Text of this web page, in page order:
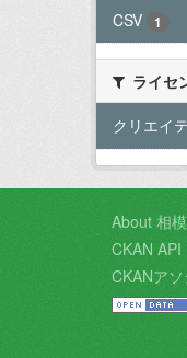
CSV
1
ライセ
クリエイ
About 相
CKAN API
CKANア